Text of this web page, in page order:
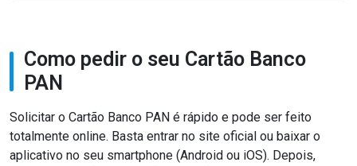
Como pedir o seu Cartão Banco
PAN
Solicitar o Cartão Banco PAN é rápido e pode ser feito
totalmente online. Basta entrar no site oficial ou baixar o
aplicativo no seu smartphone (Android ou iOS). Depois,